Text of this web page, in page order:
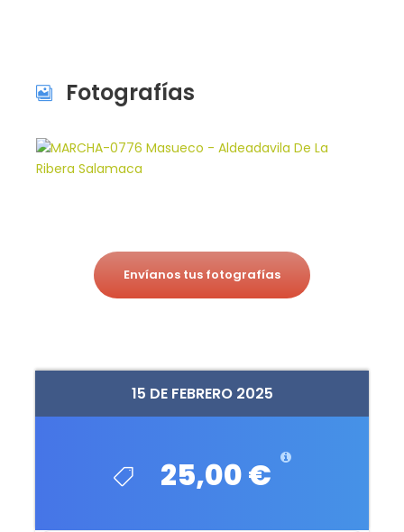
15 DE FEBRERO 2025
25,00 €
Fotografías
Envíanos tus fotografías